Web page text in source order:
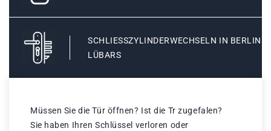
SCHLIESSZYLINDERWECHSELN IN BERLIN L
ÜBARS
Müssen Sie die Tür öffnen? Ist die Tr zugefalen?
Sie haben Ihren Schlüssel verloren oder